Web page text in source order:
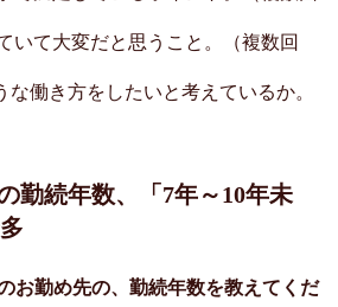
いて大変だと思うこと。（複数回
な働き方をしたいと考えているか。
勤続年数、「7年～10年未
お勤め先の、勤続年数を教えてくだ